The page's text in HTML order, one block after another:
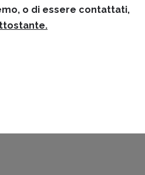
o di essere contattati,